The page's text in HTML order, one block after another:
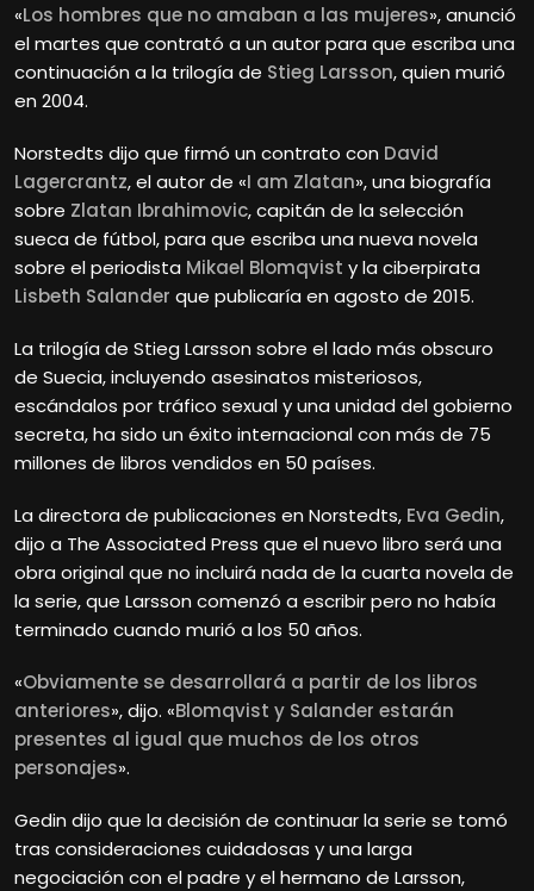
«Los hombres que no amaban a las mujeres», anunció
el martes que contrató a un autor para que escriba una
continuación a la trilogía de Stieg Larsson, quien murió
en 2004.
Norstedts dijo que firmó un contrato con David
Lagercrantz, el autor de «I am Zlatan», una biografía
sobre Zlatan Ibrahimovic, capitán de la selección
sueca de fútbol, para que escriba una nueva novela
sobre el periodista Mikael Blomqvist y la ciberpirata
Lisbeth Salander que publicaría en agosto de 2015.
La trilogía de Stieg Larsson sobre el lado más obscuro
de Suecia, incluyendo asesinatos misteriosos,
escándalos por tráfico sexual y una unidad del gobierno
secreta, ha sido un éxito internacional con más de 75
millones de libros vendidos en 50 países.
La directora de publicaciones en Norstedts, Eva Gedin,
dijo a The Associated Press que el nuevo libro será una
obra original que no incluirá nada de la cuarta novela de
la serie, que Larsson comenzó a escribir pero no había
terminado cuando murió a los 50 años.
«Obviamente se desarrollará a partir de los libros
anteriores», dijo. «Blomqvist y Salander estarán
presentes al igual que muchos de los otros
personajes».
Gedin dijo que la decisión de continuar la serie se tomó
tras consideraciones cuidadosas y una larga
negociación con el padre y el hermano de Larsson,